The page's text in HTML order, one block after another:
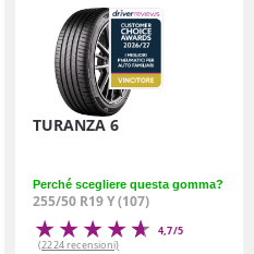
TURANZA 6
Perché scegliere questa gomma?
255/50 R19 Y (107)
4,7/5
(2224 recensioni)